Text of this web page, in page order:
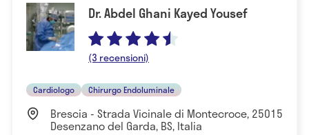
Dr. Abdel Ghani Kayed Yousef
(3 recensioni)
Cardiologo Chirurgo Endoluminale
Brescia - Strada Vicinale di Montecroce, 25015
Desenzano del Garda, BS, Italia